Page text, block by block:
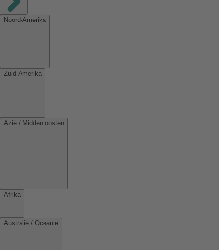
Noord-Amerika
Zuid-Amerika
Azië / Midden oosten
Afrika
Australië / Oceanië